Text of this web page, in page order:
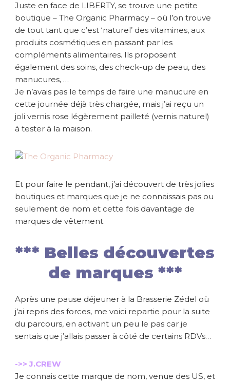
Juste en face de LIBERTY, se trouve une petite
boutique – The Organic Pharmacy – où l’on trouve
de tout tant que c’est ‘naturel’ des vitamines, aux
produits cosmétiques en passant par les
compléments alimentaires. Ils proposent
également des soins, des check-up de peau, des
manucures, …
Je n’avais pas le temps de faire une manucure en
cette journée déjà très chargée, mais j’ai reçu un
joli vernis rose légèrement pailleté (vernis naturel)
à tester à la maison.
Et pour faire le pendant, j’ai découvert de très jolies
boutiques et marques que je ne connaissais pas ou
seulement de nom et cette fois davantage de
marques de vêtement.
*** Belles découvertes
de marques ***
Après une pause déjeuner à la Brasserie Zédel où
j’ai repris des forces, me voici repartie pour la suite
du parcours, en activant un peu le pas car je
sentais que j’allais passer à côté de certains RDVs…
->> J.CREW
Je connais cette marque de nom, venue des US, et